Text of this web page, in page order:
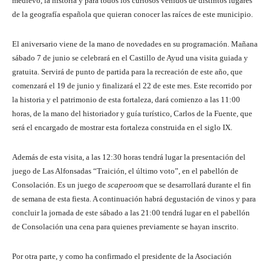
de la geografía española que quieran conocer las raíces de este municipio.
El aniversario viene de la mano de novedades en su programación. Mañana
sábado 7 de junio se celebrará en el Castillo de Ayud una visita guiada y
gratuita. Servirá de punto de partida para la recreación de este año, que
comenzará el 19 de junio y finalizará el 22 de este mes. Este recorrido por
la historia y el patrimonio de esta fortaleza, dará comienzo a las 11:00
horas, de la mano del historiador y guía turístico, Carlos de la Fuente, que
será el encargado de mostrar esta fortaleza construida en el siglo IX.
Además de esta visita, a las 12:30 horas tendrá lugar la presentación del
juego de Las Alfonsadas “Traición, el último voto”, en el pabellón de
Consolación. Es un juego de scaperoom que se desarrollará durante el fin
de semana de esta fiesta. A continuación habrá degustación de vinos y para
concluir la jornada de este sábado a las 21:00 tendrá lugar en el pabellón
de Consolación una cena para quienes previamente se hayan inscrito.
Por otra parte, y como ha confirmado el presidente de la Asociación